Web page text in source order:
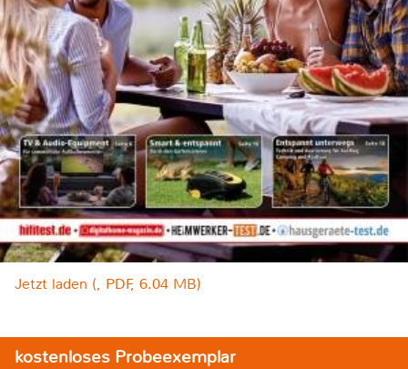
Jetzt laden (, PDF, 6.04 MB)
kostenloses Probeexemplar